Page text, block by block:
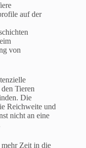
auf der
von
Tieren
Die
Reichweite und
nicht an eine
Zeit in die